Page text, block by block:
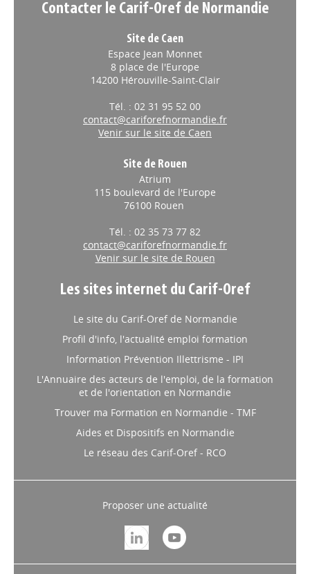
Contacter le Carif-Oref de Normandie
Site de Caen
Espace Jean Monnet
8 place de l'Europe
14200 Hérouville-Saint-Clair
Tél. : 02 31 95 52 00
contact@cariforefnormandie.fr
Venir sur le site de Caen
Site de Rouen
Atrium
115 boulevard de l'Europe
76100 Rouen
Tél. : 02 35 73 77 82
contact@cariforefnormandie.fr
Venir sur le site de Rouen
Les sites internet du Carif-Oref
Le site du Carif-Oref de Normandie
Profil d'info, l'actualité emploi formation
Information Prévention Illettrisme - IPI
L'Annuaire des acteurs de l'emploi, de la formation
et de l'orientation en Normandie
Trouver ma Formation en Normandie - TMF
Aides et Dispositifs en Normandie
Le réseau des Carif-Oref - RCO
Proposer une actualité